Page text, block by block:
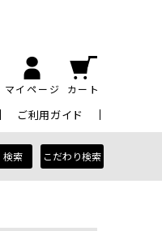
マイページ カート
ご利用ガイド
検索 こだわり検索